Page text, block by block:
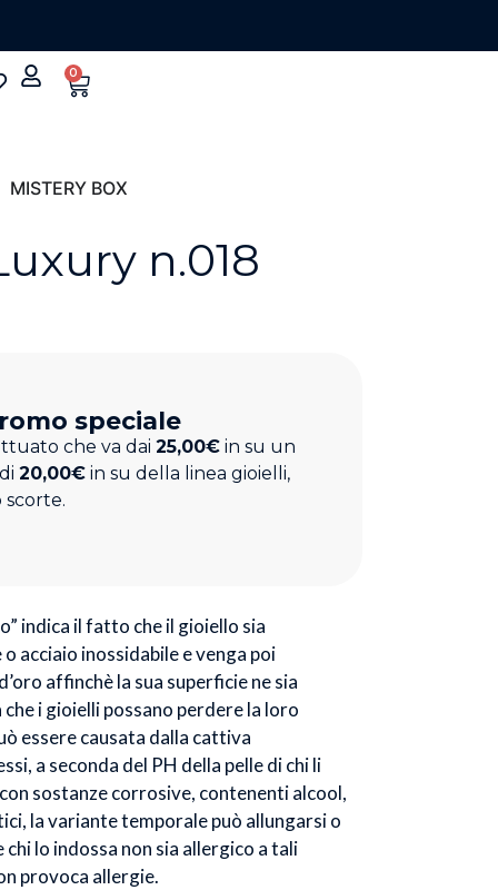
0
MISTERY BOX
n.018
speciale
che va dai 25,00€in su un
20,00€in su della linea gioielli,
indica il fatto che il gioiello sia
acciaio inossidabile e venga poi
affinchè la sua superficie ne sia
i gioielli possano perdere la loro
essere causata dalla cattiva
a seconda del PH della pelle di chi li
sostanze corrosive, contenenti alcool,
la variante temporale può allungarsi o
chi lo indossa non sia allergico a tali
provoca allergie.